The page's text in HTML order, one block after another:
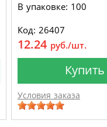
В упаковке: 100
Код: 26407
12.24 руб./шт.
Купить
Условия заказа